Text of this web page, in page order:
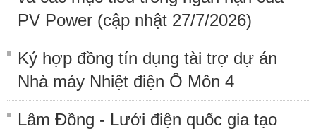
PV Power (cập nhật 27/7/2026)
Ký hợp đồng tín dụng tài trợ dự án
Nhà máy Nhiệt điện Ô Môn 4
Lâm Đồng - Lưới điện quốc gia tạo